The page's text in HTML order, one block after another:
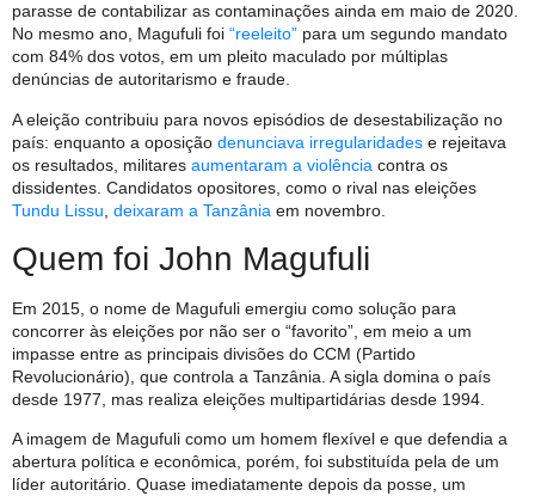
parasse de contabilizar as contaminações ainda em maio de 2020.
No mesmo ano, Magufuli foi “reeleito” para um segundo mandato
com 84% dos votos, em um pleito maculado por múltiplas
denúncias de autoritarismo e fraude.
A eleição contribuiu para novos episódios de desestabilização no
país: enquanto a oposição denunciava irregularidades e rejeitava
os resultados, militares aumentaram a violência contra os
dissidentes. Candidatos opositores, como o rival nas eleições
Tundu Lissu deixaram a Tanzânia em novembro.
Quem foi John Magufuli
Em 2015, o nome de Magufuli emergiu como solução para
concorrer às eleições por não ser o “favorito”, em meio a um
impasse entre as principais divisões do CCM (Partido
Revolucionário), que controla a Tanzânia. A sigla domina o país
desde 1977, mas realiza eleições multipartidárias desde 1994.
A imagem de Magufuli como um homem flexível e que defendia a
abertura política e econômica, porém, foi substituída pela de um
líder autoritário. Quase imediatamente depois da posse, um